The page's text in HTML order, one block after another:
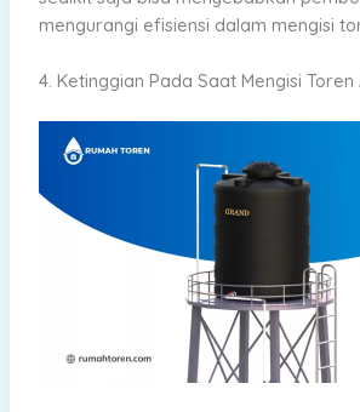
mengurangi efisiensi dalam mengisi
4. Ketinggian Pada Saat Mengisi Toren